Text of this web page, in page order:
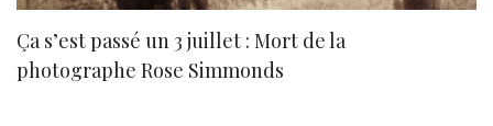
Ça s’est passé un 3 juillet : Mort de la
photographe Rose Simmonds